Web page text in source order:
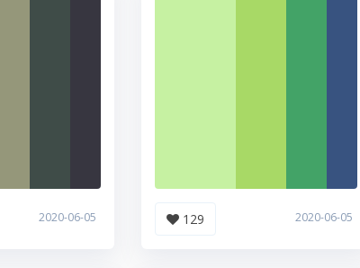
2020-06-05 129 2020-06-05